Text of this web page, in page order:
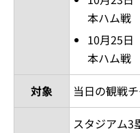
本ハム戦
10月25日
本ハム戦
対象
当日の観戦
スタジアム3